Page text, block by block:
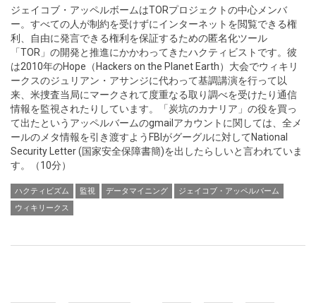
ジェイコブ・アッペルボームはTORプロジェクトの中心メンバ
ー。すべての人が制約を受けずにインターネットを閲覧できる権
利、自由に発言できる権利を保証するための匿名化ツール
「TOR」の開発と推進にかかわってきたハクティビストです。彼
は2010年のHope（Hackers on the Planet Earth）大会でウィキリ
ークスのジュリアン・アサンジに代わって基調講演を行って以
来、米捜査当局にマークされて度重なる取り調べを受けたり通信
情報を監視されたりしています。「炭坑のカナリア」の役を買っ
て出たというアッペルバームのgmailアカウントに関しては、全メ
ールのメタ情報を引き渡すようFBIがグーグルに対してNational
Security Letter (国家安全保障書簡)を出したらしいと言われていま
す。（10分）
ハクティビズム 監視 データマイニング
ジェイコブ・アッペルバーム
ウィキリークス